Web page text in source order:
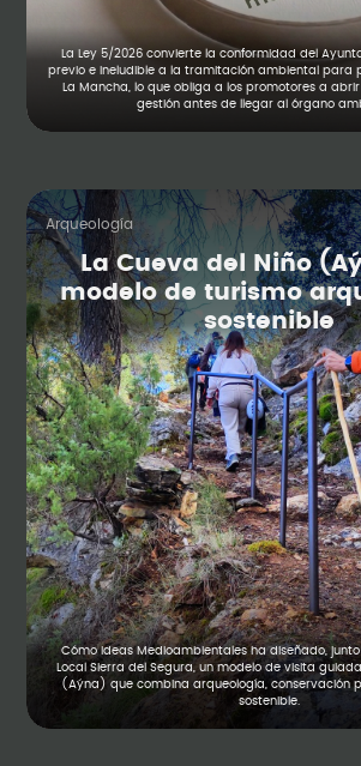
La Ley 5/2026 convierte la conformidad del
previo e ineludible a la tramitación ambiental para
La Mancha, lo que obliga a los promotores a
gestión antes de llegar al órgano
Arqueología
La Cueva del Niño
modelo de turismo
sostenible
Cómo Ideas Medioambientales ha diseñado,
Local Sierra del Segura, un modelo de visita
(Aýna) que combina arqueología, conservación
sostenible.